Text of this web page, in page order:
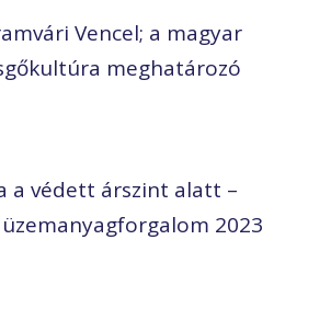
Vencel; a magyar
meghatározó
a védett árszint alatt –
2023